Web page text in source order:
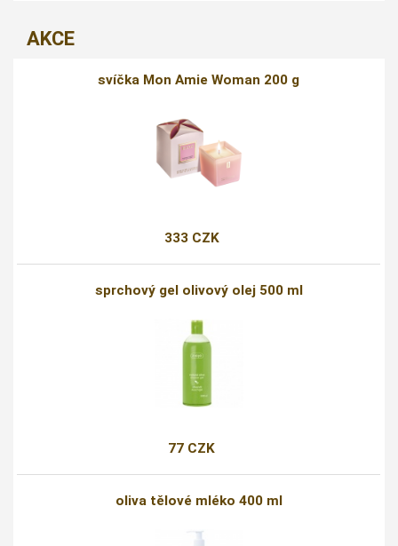
AKCE
svíčka Mon Amie Woman 200 g
333 CZK
sprchový gel olivový olej 500 ml
77 CZK
oliva tělové mléko 400 ml